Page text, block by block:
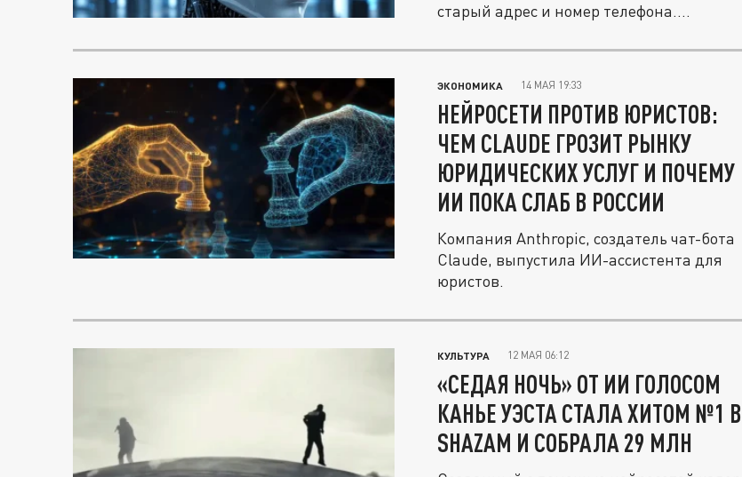
старый адрес и номер телефона....
ЭКОНОМИКА 14 МАЯ 19:33
НЕЙРОСЕТИ ПРОТИВ ЮРИСТОВ:
ЧЕМ CLAUDE ГРОЗИТ РЫНКУ
ЮРИДИЧЕСКИХ УСЛУГ И ПОЧЕМУ
ИИ ПОКА СЛАБ В РОССИИ
Компания Anthropic, создатель чат-бота
Claude, выпустила ИИ-ассистента для
юристов.
КУЛЬТУРА 12 МАЯ 06:12
«СЕДАЯ НОЧЬ» ОТ ИИ ГОЛОСОМ
КАНЬЕ УЭСТА СТАЛА ХИТОМ №1 В
SHAZAM И СОБРАЛА 29 МЛН